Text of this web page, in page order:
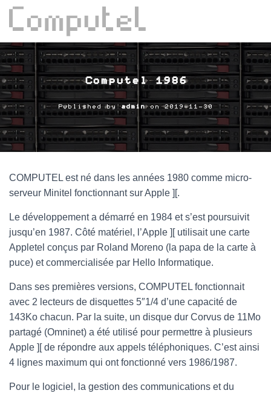
Computel 1986
Published byadminon2019-11-30
COMPUTEL est né dans les années 1980 comme micro-
serveur Minitel fonctionnant sur Apple ][.
Le développement a démarré en 1984 et s’est poursuivit
jusqu’en 1987. Côté matériel, l’Apple ][ utilisait une carte
Appletel conçus par Roland Moreno (la papa de la carte à
puce) et commercialisée par Hello Informatique.
Dans ses premières versions, COMPUTEL fonctionnait
avec 2 lecteurs de disquettes 5″1/4 d’une capacité de
143Ko chacun. Par la suite, un disque dur Corvus de 11Mo
partagé (Omninet) a été utilisé pour permettre à plusieurs
Apple ][ de répondre aux appels téléphoniques. C’est ainsi
4 lignes maximum qui ont fonctionné vers 1986/1987.
Pour le logiciel, la gestion des communications et du